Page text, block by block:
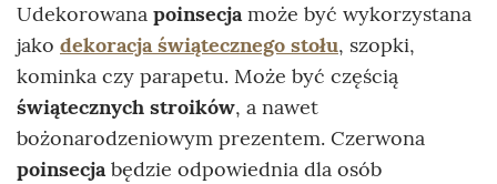
Udekorowana poinsecjamoże być wykorzystana
jako dekoracja świątecznego stołu, szopki,
kominka czy parapetu. Może być częścią
świątecznych stroików, a nawet
bożonarodzeniowym prezentem. Czerwona
poinsecjabędzie odpowiednia dla osób